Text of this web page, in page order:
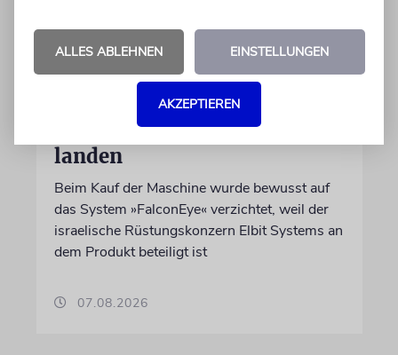
DUBLIN
Wegen Israel-Boykott:
Irisches Regierungsflugzeug
kann nicht mehr im Nebel
landen
Beim Kauf der Maschine wurde bewusst auf
das System »FalconEye« verzichtet, weil der
israelische Rüstungskonzern Elbit Systems an
dem Produkt beteiligt ist
07.08.2026
ALLES ABLEHNEN EINSTELLUNGEN
AKZEPTIEREN